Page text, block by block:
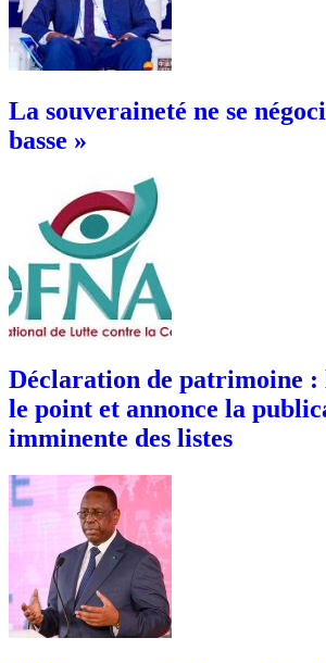
La souveraineté ne se
basse »
Déclaration de patrimoine
le point et annonce la
imminente des listes